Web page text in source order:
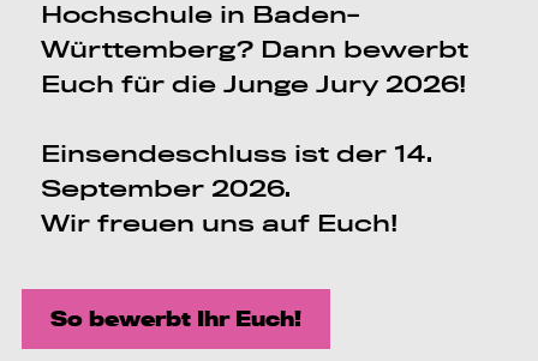
Hochschule in Baden-
Württemberg? Dann bewerbt
Euch für die Junge Jury 2026!
Einsendeschluss ist der 14.
September 2026.
Wir freuen uns auf Euch!
So bewerbt Ihr Euch!